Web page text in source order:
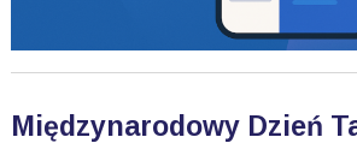
Międzynarodowy Dzień